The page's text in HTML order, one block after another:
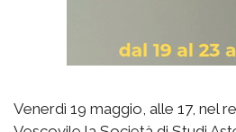
Venerdì 19 maggio, alle 17, nel